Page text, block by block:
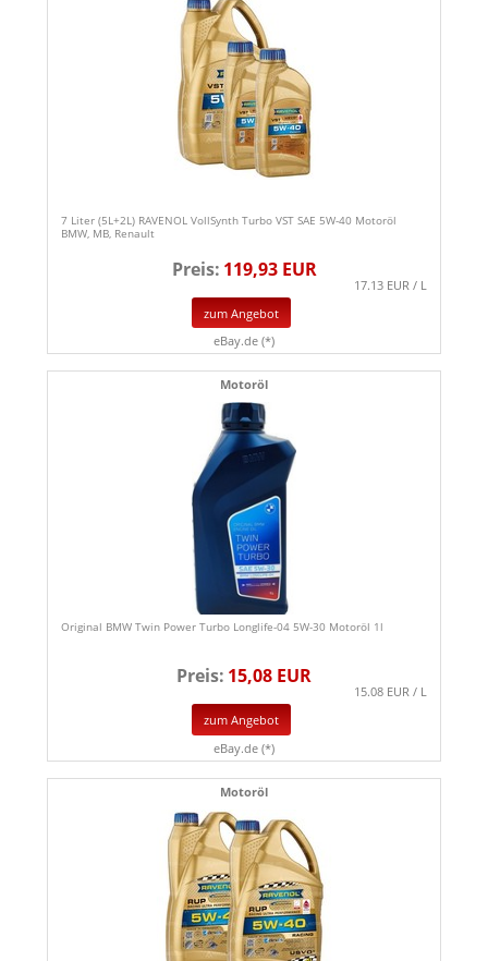
7 Liter (5L+2L) RAVENOL VollSynth Turbo VST SAE 5W-40 Motoröl
BMW, MB, Renault
Preis: 119,93 EUR
17.13 EUR / L
zum Angebot
eBay.de (*)
Motoröl
Original BMW Twin Power Turbo Longlife-04 5W-30 Motoröl 1l
Preis: 15,08 EUR
15.08 EUR / L
zum Angebot
eBay.de (*)
Motoröl